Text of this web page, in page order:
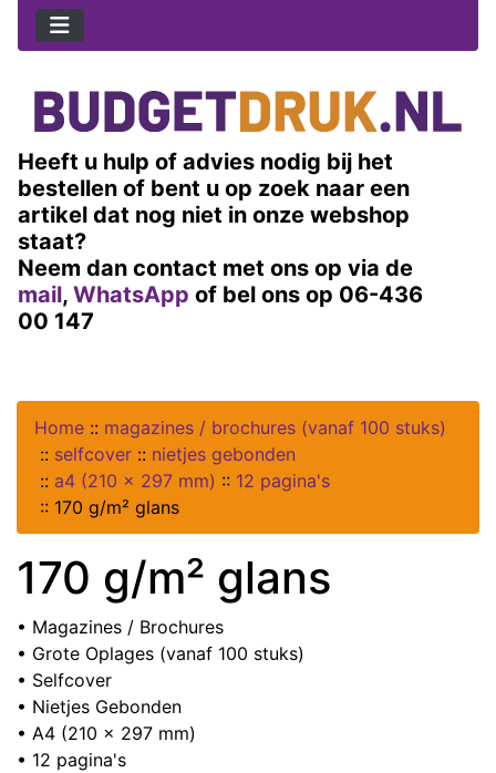
Heeft u hulp of advies nodig bij het
bestellen of bent u op zoek naar een
artikel dat nog niet in onze webshop
staat?
Neem dan contact met ons op via de
mail, WhatsApp of bel ons op 06-436
00 147
Home :: magazines / brochures (vanaf 100 stuks)
:: selfcover :: nietjes gebonden
:: a4 (210 x 297 mm) :: 12 pagina's
:: 170 g/m² glans
170 g/m² glans
• Magazines / Brochures
• Grote Oplages (vanaf 100 stuks)
• Selfcover
• Nietjes Gebonden
• A4 (210 x 297 mm)
• 12 pagina's